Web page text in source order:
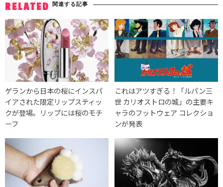
RELATED 関連する記事
ゲランから日本の桜にインスパ
イアされた限定リップスティッ
クが登場。リップには桜のモチ
ーフ
これはアツすぎる！「ルパン三
世 カリオストロの城」の主要キ
ャラのフットウェア コレクショ
ンが発表